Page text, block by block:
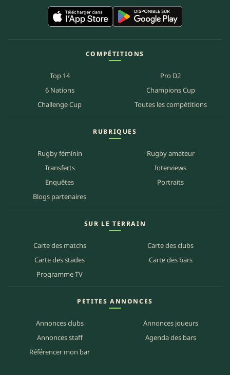
COMPÉTITIONS
Top 14
Pro D2
6 Nations
Champions Cup
Challenge Cup
Toutes les compétitions
RUBRIQUES
Rugby féminin
Rugby amateur
Transferts
Interviews
Enquêtes
Portraits
Blogs partenaires
SUR LE TERRAIN
Carte des matchs
Carte des clubs
Carte des stades
Carte des bars
Programme TV
PETITES ANNONCES
Annonces clubs
Annonces joueurs
Annonces staff
Agenda des bars
Référencer mon bar